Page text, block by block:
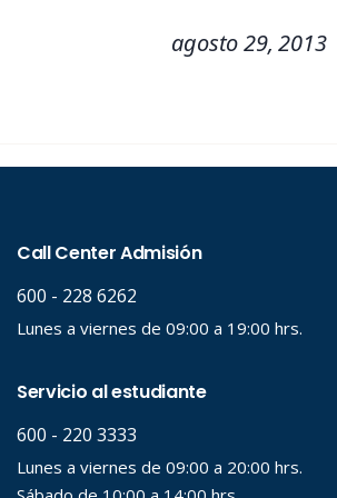
agosto 29, 2013